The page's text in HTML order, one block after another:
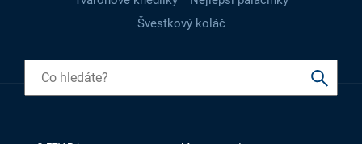
Švestkový koláč